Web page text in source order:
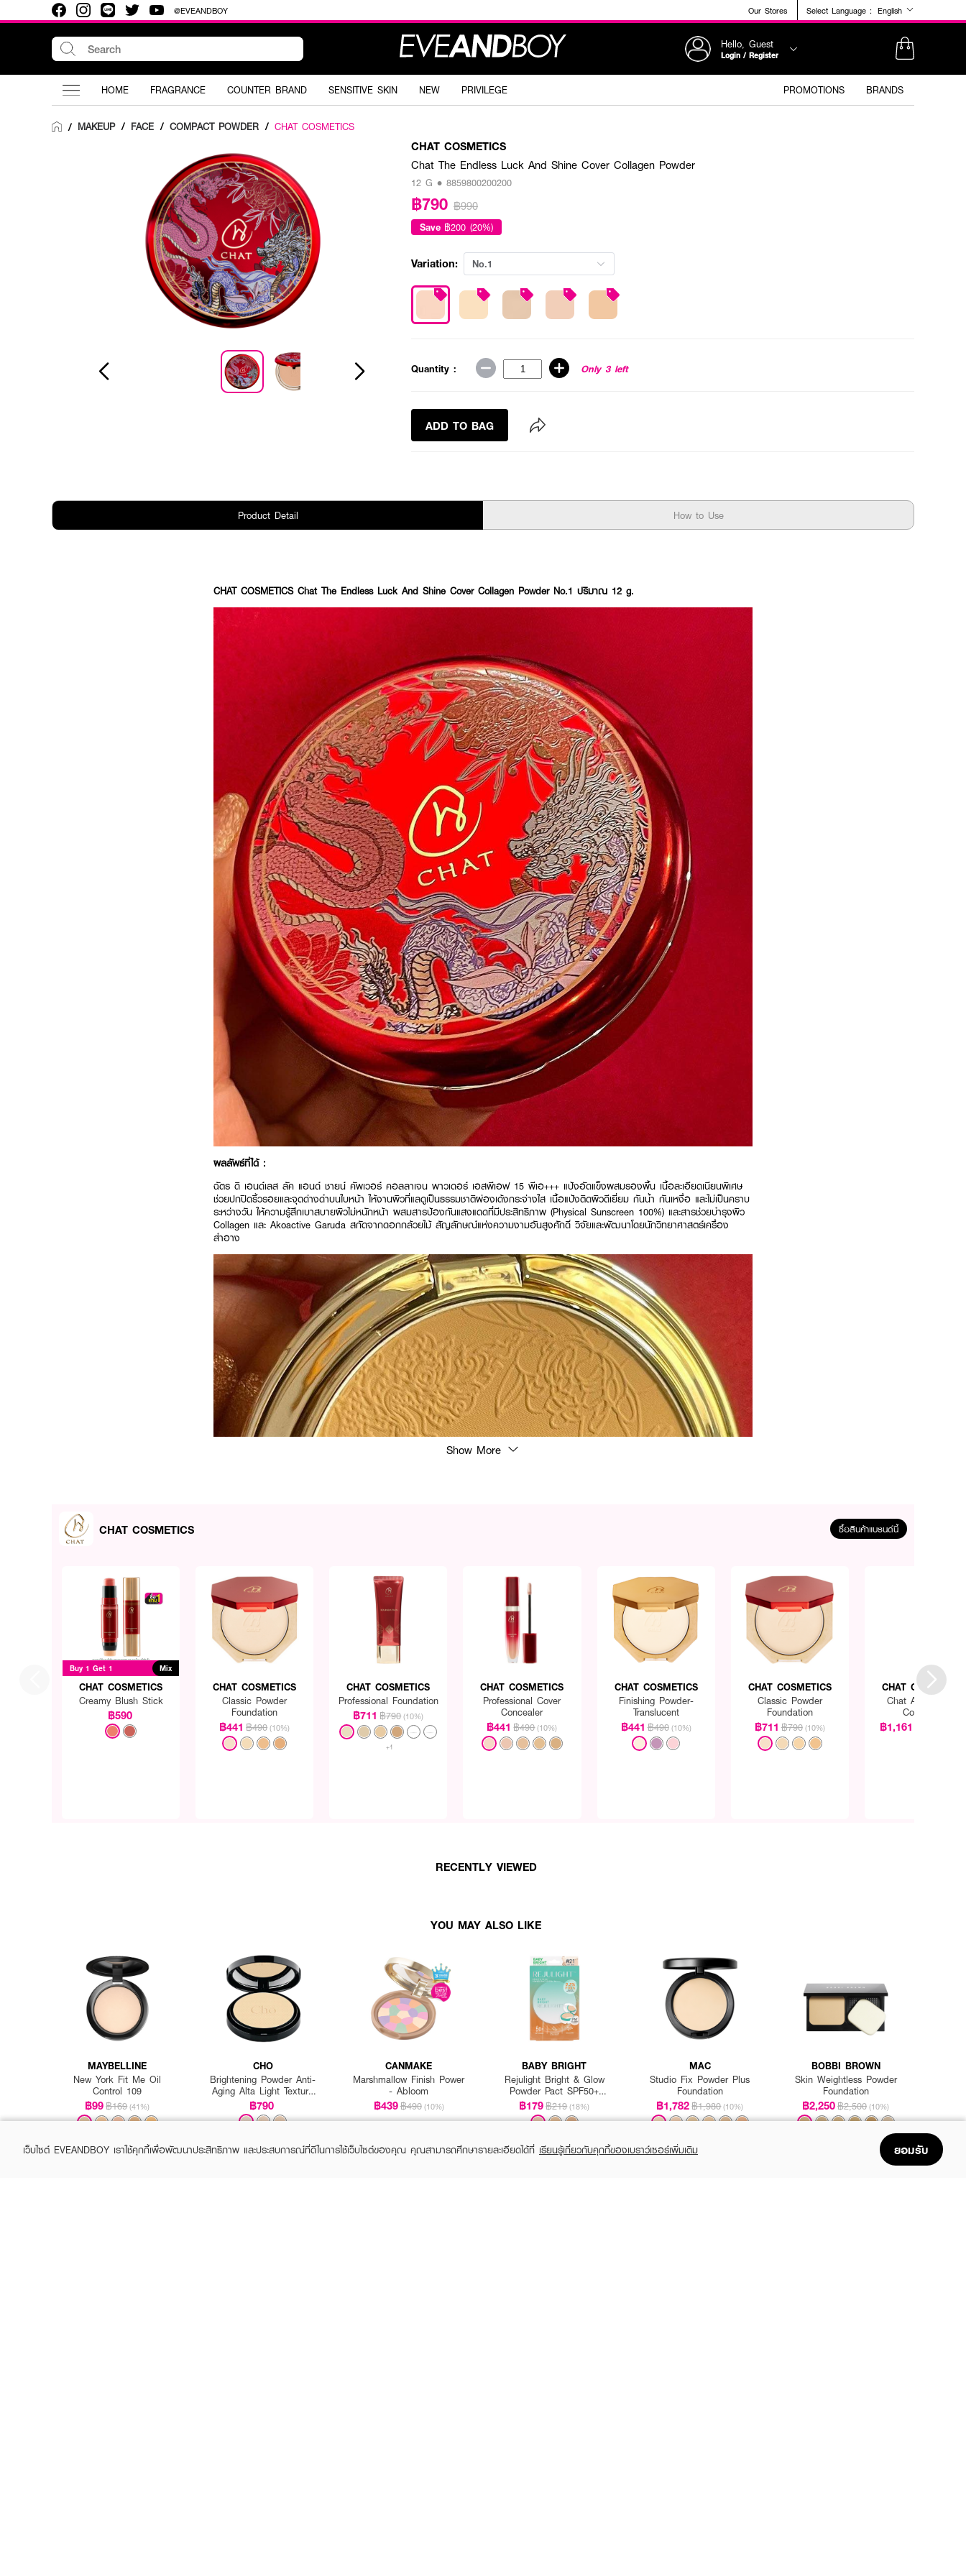
@EVEANDBOY Our Stores Select Language : English
Hello, Guest
Login / Register
HOME FRAGRANCE COUNTER BRAND SENSITIVE SKIN NEW PRIVILEGE PROMOTIONS BRANDS
/ MAKEUP / FACE / COMPACT POWDER / CHAT COSMETICS
CHAT COSMETICS
Chat The Endless Luck And Shine Cover Collagen Powder
12 G • 8859800200200
฿790 ฿990
Save ฿200 (20%)
Variation: No.1
Quantity : Only 3 left
ADD TO BAG
Product Detail How to Use
CHAT COSMETICS Chat The Endless Luck And Shine Cover Collagen Powder No.1 ปริมาณ 12 g.
ผลลัพธ์ที่ได้ :
ฉัตร ดิ เอนด์เลส ลัค แอนด์ ชายน์ คัพเวอร์ คอลลาเจน พาวเดอร์ เอสพีเอฟ 15 พีเอ+++ แป้งอัดแข็งผสมรองพื้น เนื้อละเอียดเนียนพิเศษ
ช่วยปกปิดริ้วรอยและจุดด่างดำบนใบหน้า ให้งานผิวที่แลดูเป็นธรรมชาติผ่องเด้งกระจ่างใส เนื้อแป้งติดผิวดีเยี่ยม กันน้ำ กันเหงื่อ และไม่เป็นคราบ
ระหว่างวัน ให้ความรู้สึกเบาสบายผิวไม่หนักหน้า ผสมสารป้องกันแสงแดดที่มีประสิทธิภาพ (Physical Sunscreen 100%) และสารช่วยบำรุงผิว
Collagen และ Akoactive Garuda สกัดจากดอกกล้วยไม้ สัญลักษณ์แห่งความงามอันสูงศักดิ์ วิจัยและพัฒนาโดยนักวิทยาศาสตร์เครื่อง
สำอาง
● เบาสบายผิวไม่หนักหน้า
● ปริมาณ 12 g.
Show More
CHAT COSMETICS ซื้อสินค้าแบรนด์นี้
Buy 1 Get 1 Mix
CHAT COSMETICS
Creamy Blush Stick
฿590
CHAT COSMETICS
Classic Powder
Foundation
฿441 ฿490 (10%)
CHAT COSMETICS
Professional Foundation
฿711 ฿790 (10%)
+1
CHAT COSMETICS
Professional Cover
Concealer
฿441 ฿490 (10%)
CHAT COSMETICS
Finishing Powder-
Translucent
฿441 ฿490 (10%)
CHAT COSMETICS
Classic Powder
Foundation
฿711 ฿790 (10%)
CHAT COSMETICS
Chat Artist Brush
Collection
฿1,161
RECENTLY VIEWED
YOU MAY ALSO LIKE
MAYBELLINE
New York Fit Me Oil
Control 109
฿99฿169 (41%)
CHO
Brightening Powder Anti-
Aging Alta Light Texture
Vitamin E
฿790
CANMAKE
Marshmallow Finish Power
- Abloom
฿439฿490 (10%)
BABY BRIGHT
Rejulight Bright & Glow
Powder Pact SPF50+
PA++++
฿179฿219 (18%)
MAC
Studio Fix Powder Plus
Foundation
฿1,782฿1,980 (10%)
BOBBI BROWN
Skin Weightless Powder
Foundation
฿2,250฿2,500 (10%)
เว็บไซต์ EVEANDBOY เราใช้คุกกี้เพื่อพัฒนาประสิทธิภาพ และประสบการณ์ที่ดีในการใช้เว็บไซต์ของคุณ คุณสามารถศึกษารายละเอียดได้ที่ เรียนรู้เกี่ยวกับคุกกี้ของเบราว์เซอร์เพิ่มเติม ยอมรับ